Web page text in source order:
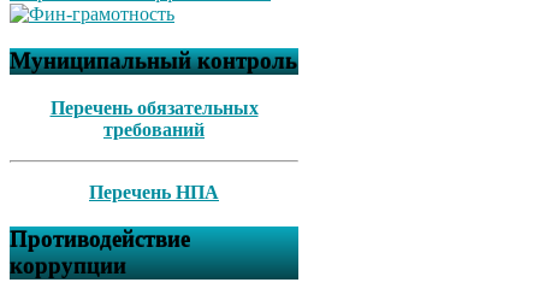
Муниципальный контроль
Перечень обязательных
требований
Перечень НПА
Противодействие
коррупции